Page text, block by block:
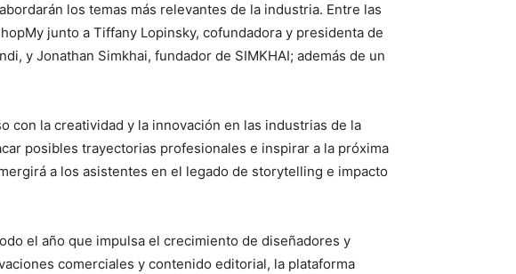
los temas más relevantes de la industria. Entre las
junto a Tiffany Lopinsky, cofundadora y presidenta de
y Jonathan Simkhai, fundador de SIMKHAI; además de un
con la creatividad y la innovación en las industrias de la
posibles trayectorias profesionales e inspirar a la próxima
a los asistentes en el legado de storytelling e impacto
el año que impulsa el crecimiento de diseñadores y
comerciales y contenido editorial, la plataforma